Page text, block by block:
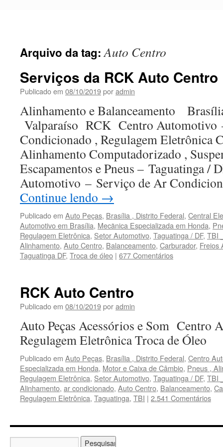
Arquivo da tag:Auto Centro
Serviços da RCK Auto Centro
Publicado em 08/10/2019poradmin
Alinhamento e Balanceamento
Valparaíso RCK Centro Automotivo
Condicionado , Regulagem Eletrônica
Alinhamento Computadorizado ,
Escapamentos e Pneus – Taguatinga /
Automotivo – Serviço de Ar
Continue lendo →
Publicado em Auto Peças, Brasília , Distrito Federal, Central
Automotivo em Brasília, Mecãnica Especializada em Honda,
Regulagem Eletrônica, Setor Automotivo, Taguatinga / DF, TBI
Alinhamento, Auto Centro, Balanceamento, Carburador, Freios
Taguatinga DF, Troca de óleo | 677 Comentários
RCK Auto Centro
Publicado em 08/10/2019poradmin
Auto Peças Acessórios e Som Centro
Regulagem Eletrônica Troca de Óleo
Publicado em Auto Peças, Brasília , Distrito Federal, Centro
Especializada em Honda, Motor e Caixa de Câmbio, Pneus ,
Regulagem Eletrônica, Setor Automotivo, Taguatinga / DF, TBI
Alinhamento, ar condicionado, Auto Centro, Balanceamento,
Regulagem Eletrônica, Taguatinga, TBI | 2.541 Comentários